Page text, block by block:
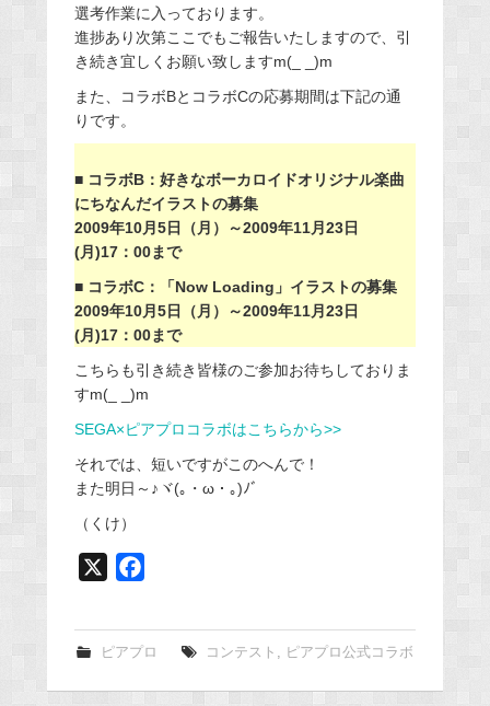
選考作業に入っております。
進捗あり次第ここでもご報告いたしますので、引
き続き宜しくお願い致しますm(_ _)m
また、コラボBとコラボCの応募期間は下記の通
りです。
■ コラボB：好きなボーカロイドオリジナル楽曲
にちなんだイラストの募集
2009年10月5日（月）～2009年11月23日
(月)17：00まで
■ コラボC：「Now Loading」イラストの募集
2009年10月5日（月）～2009年11月23日
(月)17：00まで
こちらも引き続き皆様のご参加お待ちしておりま
すm(_ _)m
SEGA×ピアプロコラボはこちらから>>
それでは、短いですがこのへんで！
また明日～♪ヾ(｡・ω・｡)ﾉﾞ
（くけ）
e
ピアプロ コンテスト , ピアプロ公式コラボ